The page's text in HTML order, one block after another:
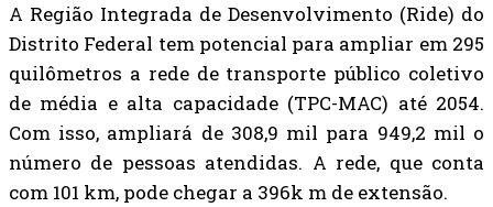
A Região Integrada de Desenvolvimento (Ride) do
Distrito Federal tem potencial para ampliar em 295
quilômetros a rede de transporte público coletivo
de média e alta capacidade (TPC-MAC) até 2054.
Com isso, ampliará de 308,9 mil para 949,2 mil o
número de pessoas atendidas. A rede, que conta
com 101 km, pode chegar a 396k m de extensão.